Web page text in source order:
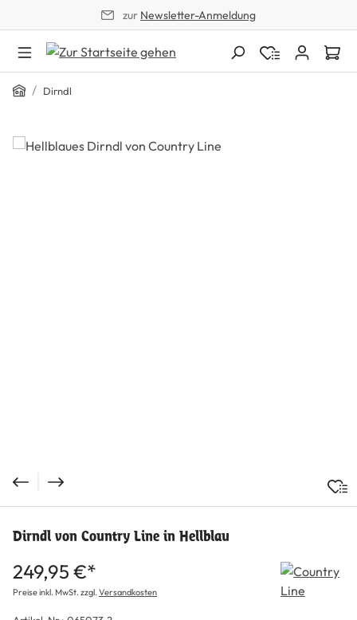
zur Newsletter-Anmeldung
Home
/ Dirndl
Bildergalerie überspringen
Dirndl von Country Line in Hellblau
249,95 €*
Preise inkl. MwSt. zzgl.Versandkosten